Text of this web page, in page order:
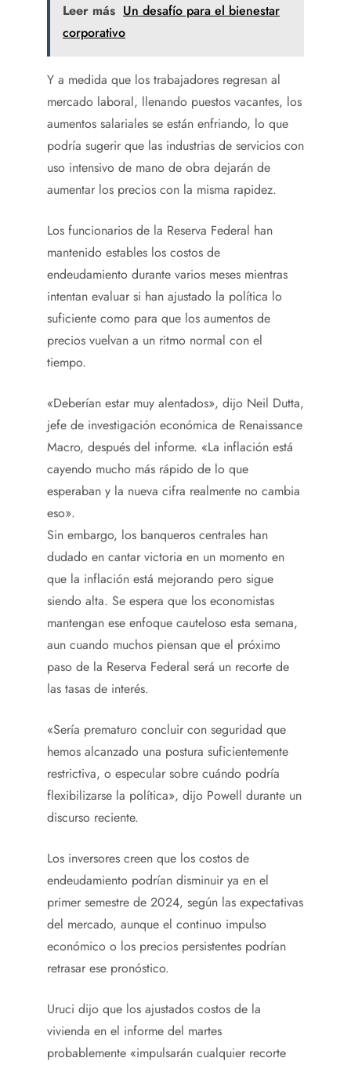
Leer más Un desafío para el bienestar
corporativo
Y a medida que los trabajadores regresan al
mercado laboral, llenando puestos vacantes, los
aumentos salariales se están enfriando, lo que
podría sugerir que las industrias de servicios con
uso intensivo de mano de obra dejarán de
aumentar los precios con la misma rapidez.
Los funcionarios de la Reserva Federal han
mantenido estables los costos de
endeudamiento durante varios meses mientras
intentan evaluar si han ajustado la política lo
suficiente como para que los aumentos de
precios vuelvan a un ritmo normal con el
tiempo.
«Deberían estar muy alentados», dijo Neil Dutta,
jefe de investigación económica de Renaissance
Macro, después del informe. «La inflación está
cayendo mucho más rápido de lo que
esperaban y la nueva cifra realmente no cambia
eso».
Sin embargo, los banqueros centrales han
dudado en cantar victoria en un momento en
que la inflación está mejorando pero sigue
siendo alta. Se espera que los economistas
mantengan ese enfoque cauteloso esta semana,
aun cuando muchos piensan que el próximo
paso de la Reserva Federal será un recorte de
las tasas de interés.
«Sería prematuro concluir con seguridad que
hemos alcanzado una postura suficientemente
restrictiva, o especular sobre cuándo podría
flexibilizarse la política», dijo Powell durante un
discurso reciente.
Los inversores creen que los costos de
endeudamiento podrían disminuir ya en el
primer semestre de 2024, según las expectativas
del mercado, aunque el continuo impulso
económico o los precios persistentes podrían
retrasar ese pronóstico.
Uruci dijo que los ajustados costos de la
vivienda en el informe del martes
probablemente «impulsarán cualquier recorte